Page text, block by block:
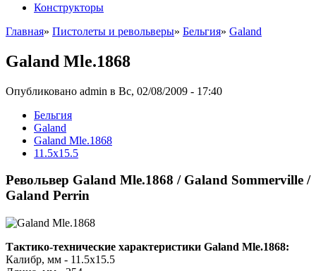
Конструкторы
Главная» Пистолеты и револьверы» Бельгия» Galand
Galand Mle.1868
Опубликовано admin в Вс, 02/08/2009 - 17:40
Бельгия
Galand
Galand Mle.1868
11.5х15.5
Револьвер Galand Mle.1868 / Galand Sommerville /
Galand Perrin
Тактико-технические характеристики Galand Mle.1868:
Калибр, мм - 11.5х15.5